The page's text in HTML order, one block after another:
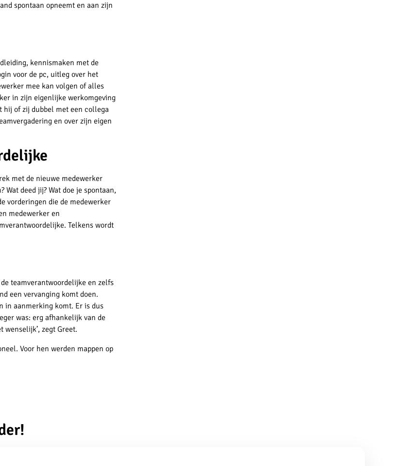
spontaan opneemt en aan zijn
kennismaken met de
voor de pc, uitleg over het
mee kan volgen of alles
in zijn eigenlijke werkomgeving
hij of zij dubbel met een collega
en over zijn eigen
met de nieuwe medewerker
Wat deed jij? Wat doe je spontaan,
vorderingen die de medewerker
medewerker en
Telkens wordt
teamverantwoordelijke en zelfs
een vervanging komt doen.
in aanmerking komt. Er is dus
was: erg afhankelijk van de
wenselijk’, zegt Greet.
Voor hen werden mappen op